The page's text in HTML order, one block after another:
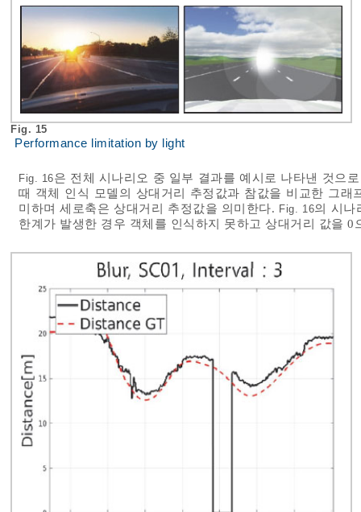
Fig. 15
Performance limitation by light
Fig. 16은 전체 시나리오 중 일부 결과를 예시로 나타낸 것으
때 객체 인식 모델의 상대거리 추정값과 참값을 비교한 그
미하며 세로축은 상대거리 추정값을 의미한다. Fig. 16의 시나
한계가 발생한 경우 객체를 인식하지 못하고 상대거리 값을